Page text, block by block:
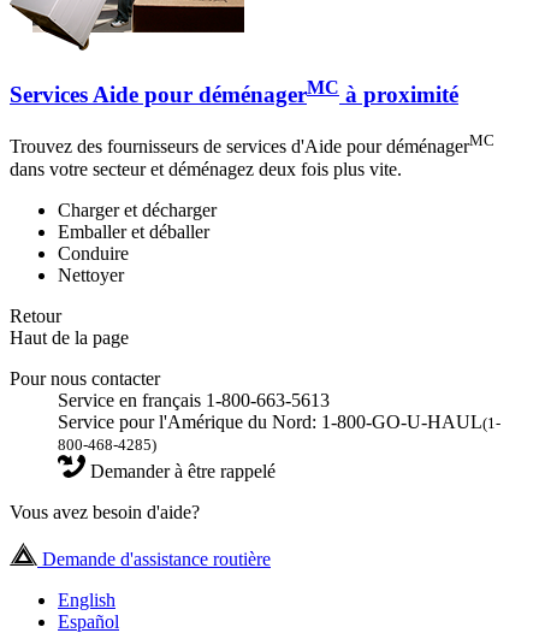
Services Aide pour déménagerMC à proximité
Trouvez des fournisseurs de services d'Aide pour déménagerMC
dans votre secteur et déménagez deux fois plus vite.
Charger et décharger
Emballer et déballer
Conduire
Nettoyer
Retour
Haut de la page
Pour nous contacter
Service en français 1-800-663-5613
Service pour l'Amérique du Nord: 1-800-GO-U-HAUL(1-
800-468-4285)
Demander à être rappelé
Vous avez besoin d'aide?
Demande d'assistance routière
English
Español